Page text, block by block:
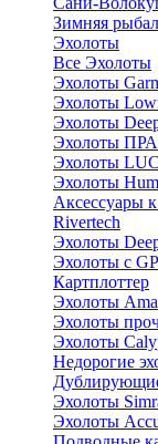
Зимняя
Эхолоты
Все Эхолоты
Эхолоты
Эхолоты
Эхолоты
Эхолоты
Эхолоты
Эхолоты
Аксессуары
Rivertech
Эхолоты
Эхолоты с
Картплоттер
Эхолоты
Эхолоты
Эхолоты
Недорогие
Эхолоты
Эхолоты